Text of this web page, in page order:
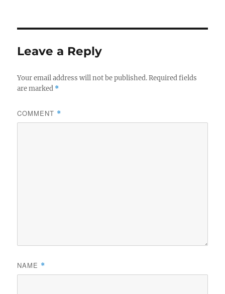
Leave a Reply
Your email address will not be published. Required fields
are marked *
COMMENT *
NAME *